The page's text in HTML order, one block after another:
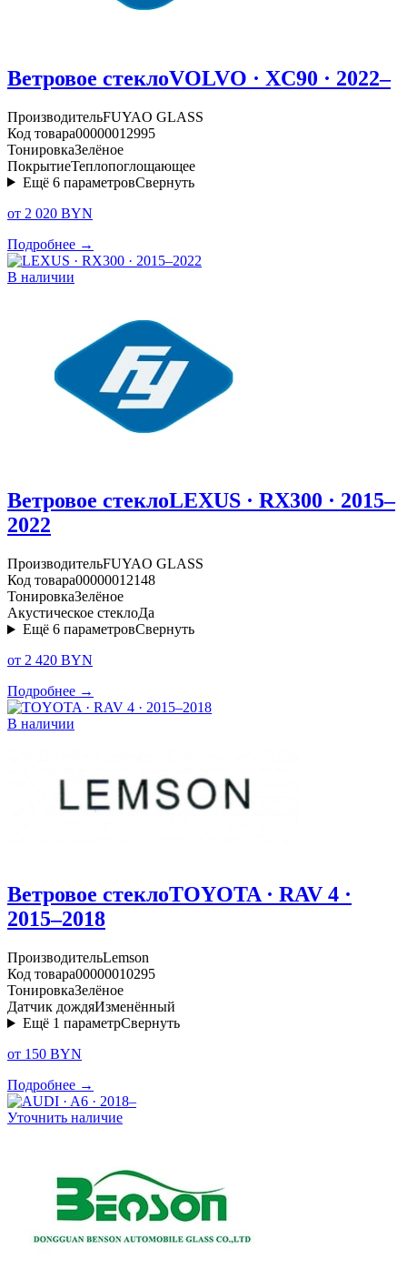
Ветровое стеклоVOLVO · XC90 · 2022–
ПроизводительFUYAO GLASS
Код товара00000012995
ТонировкаЗелёное
ПокрытиеТеплопоглощающее
Ещё 6 параметровСвернуть
от 2 020 BYN
Подробнее →
В наличии
Ветровое стеклоLEXUS · RX300 · 2015–
2022
ПроизводительFUYAO GLASS
Код товара00000012148
ТонировкаЗелёное
Акустическое стеклоДа
Ещё 6 параметровСвернуть
от 2 420 BYN
Подробнее →
В наличии
Ветровое стеклоTOYOTA · RAV 4 ·
2015–2018
ПроизводительLemson
Код товара00000010295
ТонировкаЗелёное
Датчик дождяИзменённый
Ещё 1 параметрСвернуть
от 150 BYN
Подробнее →
Уточнить наличие